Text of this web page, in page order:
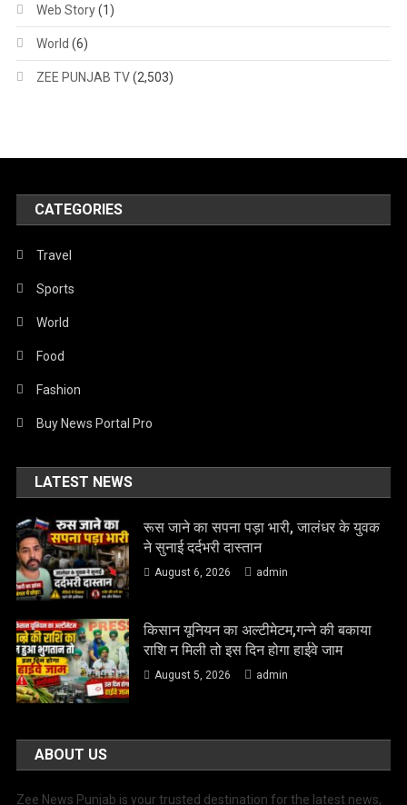
Web Story(1)
World (6)
ZEE PUNJAB TV(2,503)
CATEGORIES
Travel
Sports
World
Food
Fashion
Buy News Portal Pro
LATEST NEWS
रूस जाने का सपना पड़ा भारी, जालंधर के युवक
ने सुनाई दर्दभरी दास्तान
August 6, 2026 admin
किसान यूनियन का अल्टीमेटम,गन्ने की बकाया
राशि न मिली तो इस दिन होगा हाईवे जाम
August 5, 2026 admin
ABOUT US
Zee News Punjab is your trusted destination for the latest news,